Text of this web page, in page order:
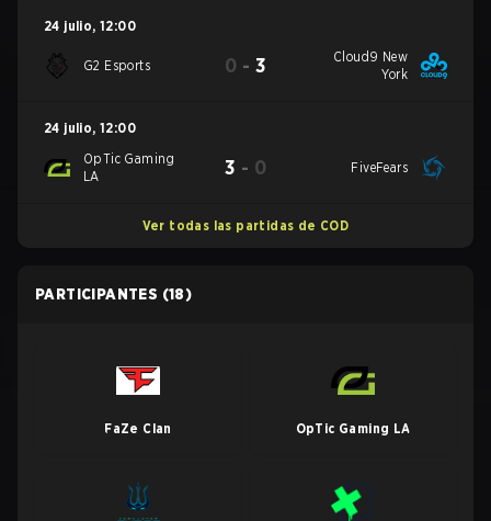
24 julio, 12:00
G2 Esports 0 - 3
Cloud9 New
York
24 julio, 12:00
OpTic Gaming
LA
3 - 0 FiveFears
Ver todas las partidas de COD
PARTICIPANTES (18)
FaZe Clan OpTic Gaming LA